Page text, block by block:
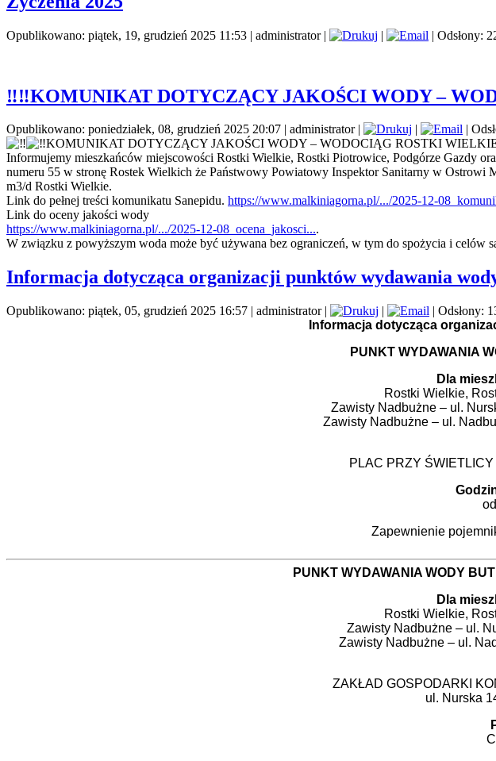
Opublikowano: piątek, 19, grudzień 2025 11:53 | administrator| | | Odsłony:
‼️‼️KOMUNIKAT DOTYCZĄCY JAKOŚCI WODY –
Opublikowano: poniedziałek, 08, grudzień 2025 20:07 administrator|
|
KOMUNIKAT DOTYCZĄCY JAKOŚCI WODY – WODOCIĄG ROSTKI
Informujemy mieszkańców miejscowości Rostki Wielkie, Rostki Piotrowice, Podgórze Gazdy
numeru 55 w stronę Rostek Wielkich że Państwowy Powiatowy Inspektor Sanitarny w
m3/d Rostki Wielkie.
Link do pełnej treści komunikatu Sanepidu. https://www.malkiniagorna.pl/.../2025-12-
Link do oceny jakości wody
https://www.malkiniagorna.pl/.../2025-12-08_ocena_jakosci....
W związku z powyższym woda może być używana bez ograniczeń, w tym do spożycia i celów
Informacja dotycząca organizacji punktów wydawania
Opublikowano: piątek, 05, grudzień 2025 16:57 | administrator| |
| Odsłony:
Informacja dotycząca
PUNKT WYDAWANIA
Dla
Rostki Wielkie,
Zawisty Nadbużne – ul.
Zawisty Nadbużne – ul.
PLAC PRZY
Zapewnienie
PUNKT WYDAWANIA WODY
Dla
Rostki Wielkie,
Zawisty Nadbużne – ul.
Zawisty Nadbużne – ul.
ZAKŁAD GOSPODARKI
ul. Nurska